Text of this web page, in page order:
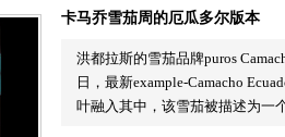
卡马乔雪茄周的厄瓜多尔版本
洪都拉斯的雪茄品牌puros
日，最新example-Camacho
叶融入其中，该雪茄被描述为一